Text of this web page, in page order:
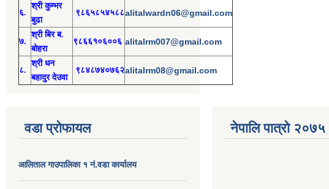
६.
श्री कुम्भर
बुढा
९८६५८५४५८८alitalwardn06@gmail.com
७.
श्री बिर ब.
बोहरा
९८६६१०६००६ alitalrm007@gmail.com
८.
श्री धन
बहादुर देउवा
९८४८७४०७६२alitalrm08@gmail.com
वडा प्रोफायल
आलिताल गाउपालिका १ नं.वडा कार्यालय
नेपालि पात्रो २०७५